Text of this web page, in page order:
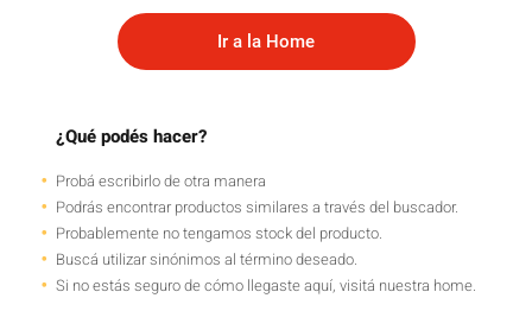
Ir a la Home
¿Qué podés hacer?
Probá escribirlo de otra manera
Podrás encontrar productos similares a través del buscador.
Probablemente no tengamos stock del producto.
Buscá utilizar sinónimos al término deseado.
Si no estás seguro de cómo llegaste aquí, visitá nuestra home.